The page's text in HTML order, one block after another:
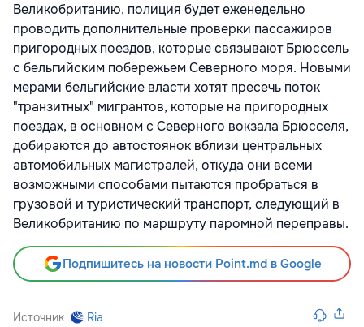
Великобританию, полиция будет еженедельно
проводить дополнительные проверки пассажиров
пригородных поездов, которые связывают Брюссель
с бельгийским побережьем Северного моря. Новыми
мерами бельгийские власти хотят пресечь поток
"транзитных" мигрантов, которые на пригородных
поездах, в основном с Северного вокзала Брюсселя,
добираются до автостоянок вблизи центральных
автомобильных магистралей, откуда они всеми
возможными способами пытаются пробраться в
грузовой и туристический транспорт, следующий в
Великобританию по маршруту паромной переправы.
Подпишитесь на новости Point.md в Google
Источник Ria